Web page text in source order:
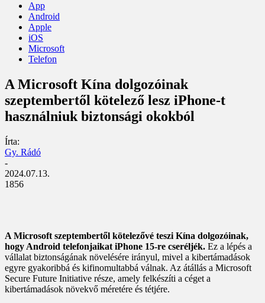
App
Android
Apple
iOS
Microsoft
Telefon
A Microsoft Kína dolgozóinak
szeptembertől kötelező lesz iPhone-t
használniuk biztonsági okokból
Írta:
Gy. Rádó
-
2024.07.13.
1856
A Microsoft szeptembertől kötelezővé teszi Kína dolgozóinak,
hogy Android telefonjaikat iPhone 15-re cseréljék. Ez a lépés a
vállalat biztonságának növelésére irányul, mivel a kibertámadások
egyre gyakoribbá és kifinomultabbá válnak. Az átállás a Microsoft
Secure Future Initiative része, amely felkészíti a céget a
kibertámadások növekvő méretére és tétjére.